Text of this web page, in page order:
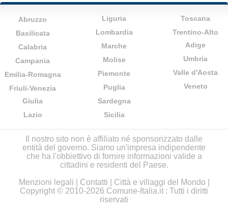
Abruzzo
Basilicata
Calabria
Campania
Emilia-Romagna
Friuli-Venezia
Giulia
Lazio
Liguria
Lombardia
Marche
Molise
Piemonte
Puglia
Sardegna
Sicilia
Toscana
Trentino-Alto
Adige
Umbria
Valle d'Aosta
Veneto
Il nostro sito non è affiliato né sponsorizzato dalle
entità del governo. Siamo un'impresa indipendente
che ha l'obbiettivo di fornire informazioni valide a
cittadini e residenti del Paese.
Menzioni legali
Contatti Città e villaggi del Mondo
Copyright © 2010-2026 Comune-Italia.it : Tutti i diritti
riservati